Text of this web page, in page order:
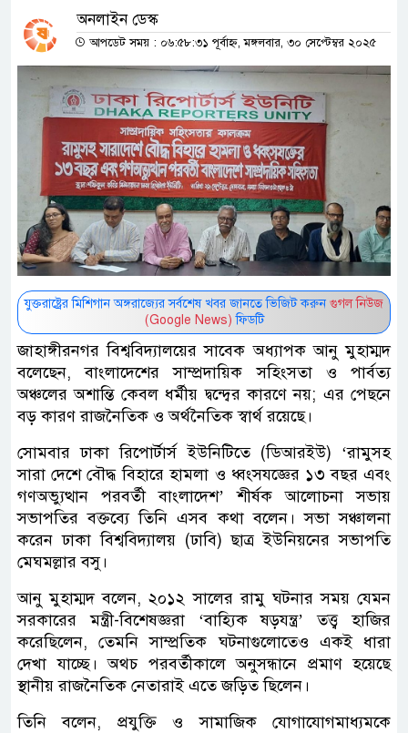
অনলাইন ডেস্ক
আপডেট সময় : ০৬:৫৮:৩১ পূর্বাহ্ন, মঙ্গলবার, ৩০ সেপ্টেম্বর ২০২৫
যুক্তরাষ্ট্রের মিশিগান অঙ্গরাজ্যের সর্বশেষ খবর জানতে ভিজিট করুন গুগল নিউজ
(Google News) ফিডটি
জাহাঙ্গীরনগর বিশ্ববিদ্যালয়ের সাবেক অধ্যাপক আনু মুহাম্মদ
বলেছেন, বাংলাদেশের সাম্প্রদায়িক সহিংসতা ও পার্বত্য
অঞ্চলের অশান্তি কেবল ধর্মীয় দ্বন্দ্বের কারণে নয়; এর পেছনে
বড় কারণ রাজনৈতিক ও অর্থনৈতিক স্বার্থ রয়েছে।
সোমবার ঢাকা রিপোর্টার্স ইউনিটিতে (ডিআরইউ) ‘রামুসহ
সারা দেশে বৌদ্ধ বিহারে হামলা ও ধ্বংসযজ্ঞের ১৩ বছর এবং
গণঅভ্যুত্থান পরবর্তী বাংলাদেশ’ শীর্ষক আলোচনা সভায়
সভাপতির বক্তব্যে তিনি এসব কথা বলেন। সভা সঞ্চালনা
করেন ঢাকা বিশ্ববিদ্যালয় (ঢাবি) ছাত্র ইউনিয়নের সভাপতি
মেঘমল্লার বসু।
আনু মুহাম্মদ বলেন, ২০১২ সালের রামু ঘটনার সময় যেমন
সরকারের মন্ত্রী-বিশেষজ্ঞরা ‘বাহ্যিক ষড়যন্ত্র’ তত্ত্ব হাজির
করেছিলেন, তেমনি সাম্প্রতিক ঘটনাগুলোতেও একই ধারা
দেখা যাচ্ছে। অথচ পরবর্তীকালে অনুসন্ধানে প্রমাণ হয়েছে
স্থানীয় রাজনৈতিক নেতারাই এতে জড়িত ছিলেন।
তিনি বলেন, প্রযুক্তি ও সামাজিক যোগাযোগমাধ্যমকে